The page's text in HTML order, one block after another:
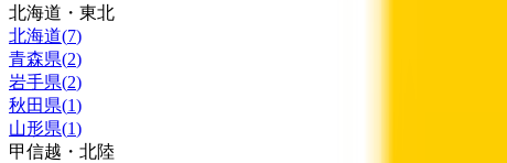
北海道・東北
北海道(7)
青森県(2)
岩手県(2)
秋田県(1)
山形県(1)
甲信越・北陸